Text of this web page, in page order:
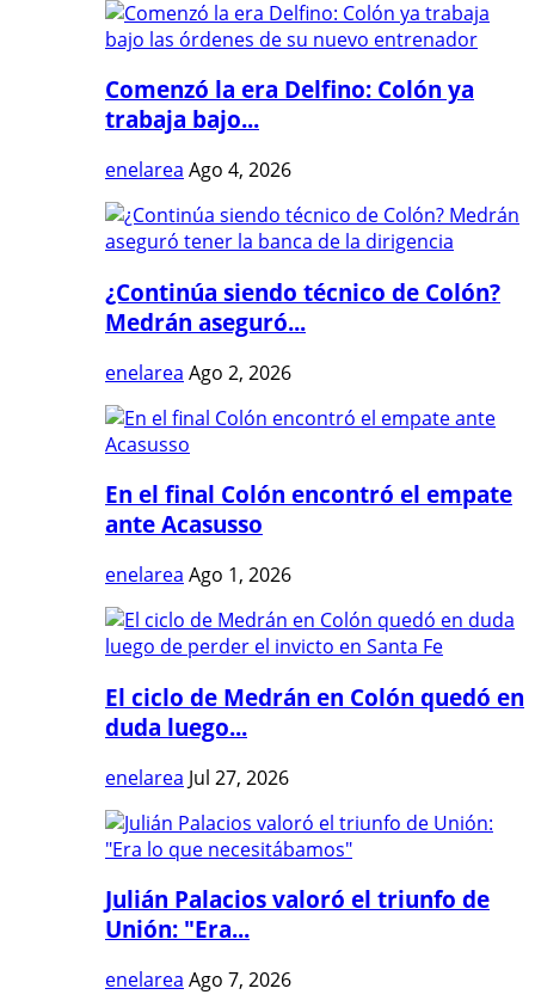
Comenzó la era Delfino: Colón ya
trabaja bajo...
enelarea Ago 4, 2026
¿Continúa siendo técnico de Colón?
Medrán aseguró...
enelarea Ago 2, 2026
En el final Colón encontró el empate
ante Acasusso
enelarea Ago 1, 2026
El ciclo de Medrán en Colón quedó en
duda luego...
enelarea Jul 27, 2026
Julián Palacios valoró el triunfo de
Unión: "Era...
enelarea Ago 7, 2026